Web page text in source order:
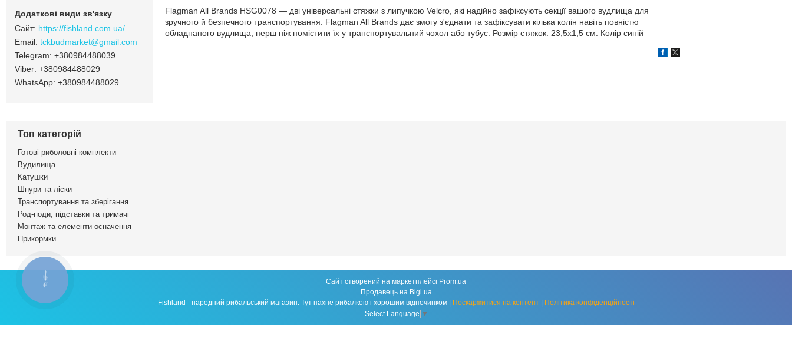
Flagman All Brands HSG0078 — дві універсальні стяжки з липучкою Velcro, які надійно зафіксують секції вашого вудлища для
зручного й безпечного транспортування. Flagman All Brands дає змогу з'єднати та зафіксувати кілька колін навіть повністю
обладнаного вудлища, перш ніж помістити їх у транспортувальний чохол або тубус. Розмір стяжок: 23,5х1,5 см. Колір синій
https://fishland.com.ua/
tckbudmarket@gmail.com
+380984488039
+380984488029
+380984488029
Топ категорій
Готові риболовні комплекти
Вудилища
Катушки
Шнури та ліски
Транспортування та зберігання
Род-поди, підставки та тримачі
Монтаж та елементи осначення
Прикормки
Сайт створений на маркетплейсі Prom.ua
Продавець на Bigl.ua
Поскаржитися на контент
Політика конфіденційності
Select Language ▼
КНОПКА
ЗВ'ЯЗКУ